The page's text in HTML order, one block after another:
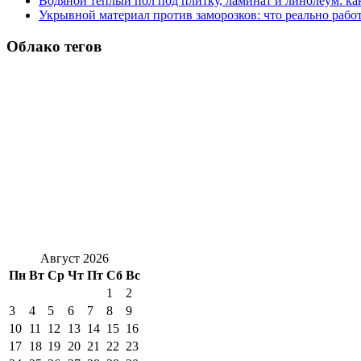
Укрывной материал против заморозков: что реально
Облако тегов
Август 2026
Пн Вт Ср Чт Пт Сб Вс
1
2
3
4 5 6 7 8
9
10 11 12 13 14 15 16
17 18 19 20 21 22 23